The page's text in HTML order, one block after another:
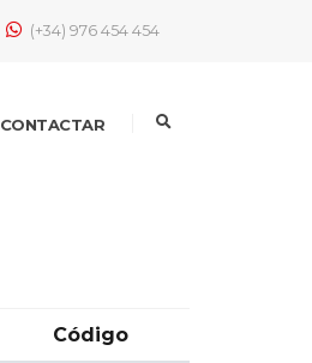
(+34) 976 454 454
CONTACTAR
Código